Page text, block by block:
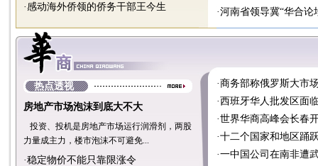
·感动海外侨领的侨务干部王今生
·河南省领导冀“华合
热点透视
房地产市场泡沫到底大不大
投资、投机是房地产市场运行润滑剂，两股
力量成主力，楼市泡沫不可避免...
·稳定物价不能只靠限涨令
·商务部称俄罗斯大市
·西班牙华人批发区面
·世界华商高峰会长春
·十二个国家和地区踊
·一中国公司在南非遭